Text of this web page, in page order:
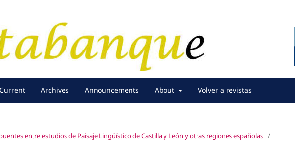
Current Archives Announcements About Volver a revistas
entre estudios de Paisaje Lingüístico de Castilla y León y otras regiones españolas /